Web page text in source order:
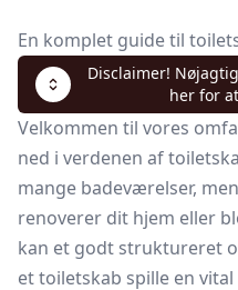
En komplet guide til
Disclaimer!
her for
Velkommen til vores
ned i verdenen af
mange badeværelser,
renoverer dit hjem eller
kan et godt struktureret
et toiletskab spille en